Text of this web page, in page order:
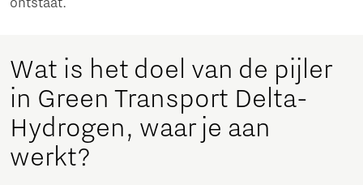
ontstaat.
Wat is het doel van de pijler
in Green Transport Delta-
Hydrogen, waar je aan
werkt?